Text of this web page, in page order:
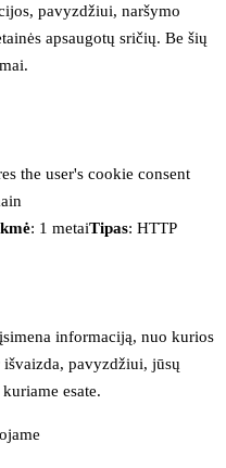
pavyzdžiui, naršymo
apsaugotų sričių. Be šių
the user's cookie consent
: 1 metaiTipas: HTTP
informaciją, nuo kurios
pavyzdžiui, jūsų
esate.